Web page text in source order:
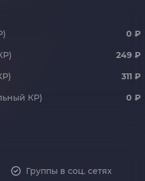
0 ₽
249 ₽
311 ₽
КР)
0 ₽
Группы в соц. сетях